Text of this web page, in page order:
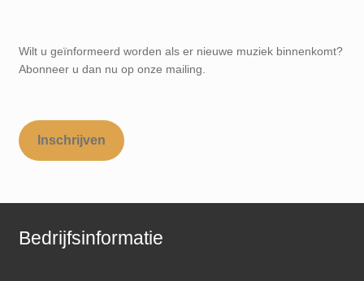
Wilt u geïnformeerd worden als er nieuwe muziek binnenkomt?
Abonneer u dan nu op onze mailing.
Inschrijven
Bedrijfsinformatie